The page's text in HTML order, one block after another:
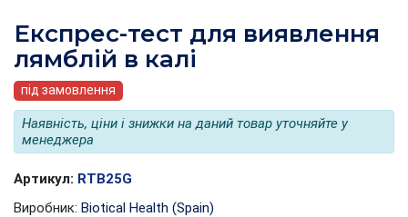
Експрес-тест для виявлення
лямблій в калі
під замовлення
Наявність, ціни і знижки на даний товар уточняйте у
менеджера
Артикул: RTB25G
Виробник: Biotical Health (Spain)